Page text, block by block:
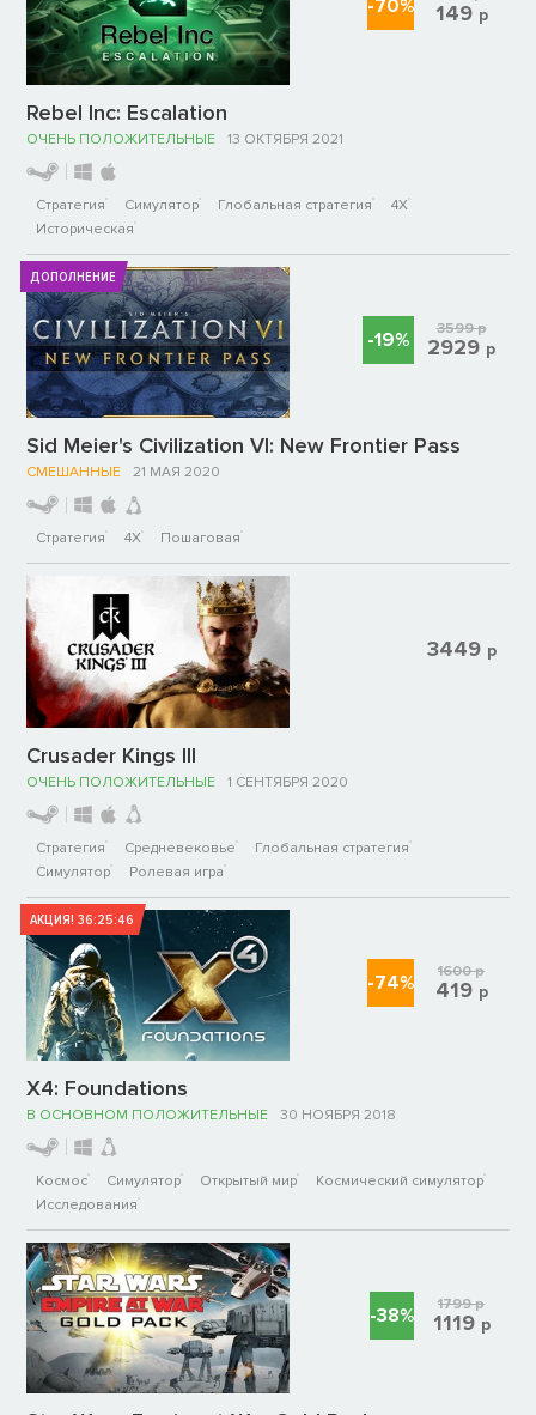
Rebel Inc: Escalation
ОЧЕНЬ ПОЛОЖИТЕЛЬНЫЕ 13 ОКТЯБРЯ 2021
Стратегия Симулятор Глобальная стратегия
4X
Историческая
-70% 149 р
ДОПОЛНЕНИЕ
Sid Meier's Civilization VI: New Frontier Pass
СМЕШАННЫЕ 21 МАЯ 2020
Стратегия 4X Пошаговая
-19% 3599р
2929 р
Crusader Kings III
ОЧЕНЬ ПОЛОЖИТЕЛЬНЫЕ 1 СЕНТЯБРЯ 2020
Стратегия Средневековье
Глобальная стратегия
Симулятор
Ролевая игра
3449 р
АКЦИЯ!36:25:46
X4: Foundations
В ОСНОВНОМ ПОЛОЖИТЕЛЬНЫЕ 30 НОЯБРЯ 2018
Космос Симулятор Открытый мир
Космический симулятор
Исследования
-74% 1600р
419 р
-38% 1799р
1119 р